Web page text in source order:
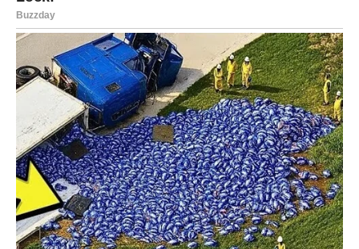
3. Sudbinska ljubav ili konačno rešavanje
veze
Za slobodne Jarčeve — stiže osoba koja menja pravila
igre. Nije prolazna, nije površna, nije igra.
Za zauzete — rešava se nešto što vas je dugo mučilo i
konačno dolazite do mira.
Jarčevi, vaše vreme je SADA.
Najveći preokret u vašem životu otpočinje u narednim
danima i ne zaustavlja se mesecima.